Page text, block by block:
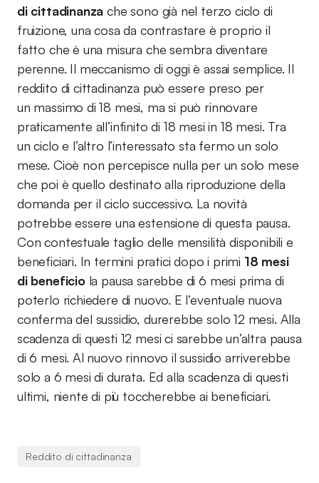
di cittadinanzache sono già nel terzo ciclo di
fruizione, una cosa da contrastare è proprio il
fatto che è una misura che sembra diventare
perenne. Il meccanismo di oggi è assai semplice. Il
reddito di cittadinanza può essere preso per
un massimo di 18 mesi, ma si può rinnovare
praticamente all’infinito di 18 mesi in 18 mesi. Tra
un ciclo e l’altro l’interessato sta fermo un solo
mese. Cioè non percepisce nulla per un solo mese
che poi è quello destinato alla riproduzione della
domanda per il ciclo successivo. La novità
potrebbe essere una estensione di questa pausa.
Con contestuale taglio delle mensilità disponibili e
beneficiari. In termini pratici dopo i primi 18 mesi
di beneficiola pausa sarebbe di 6 mesi prima di
poterlo richiedere di nuovo. E l’eventuale nuova
conferma del sussidio, durerebbe solo 12 mesi. Alla
scadenza di questi 12 mesi ci sarebbe un’altra pausa
di 6 mesi. Al nuovo rinnovo il sussidio arriverebbe
solo a 6 mesi di durata. Ed alla scadenza di questi
ultimi, niente di più toccherebbe ai beneficiari.
Reddito di cittadinanza